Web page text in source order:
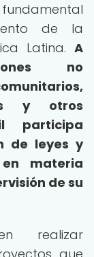
de la
Latina. A
no
y otros
participa
de leyes y
materia
de su
realizar